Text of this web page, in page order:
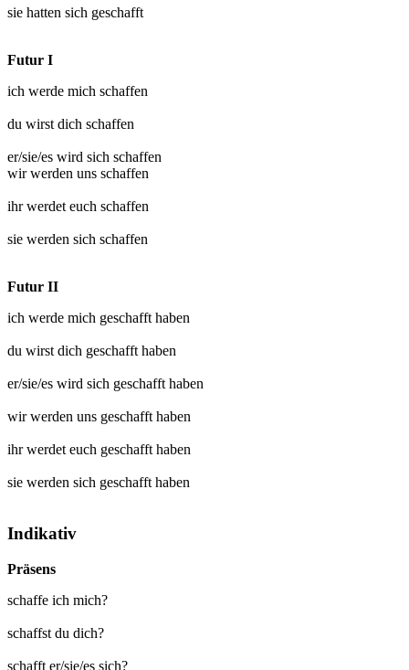
sie hatten sich geschafft
Futur I
ich werde mich schaffen
du wirst dich schaffen
er/sie/es wird sich schaffen
wir werden uns schaffen
ihr werdet euch schaffen
sie werden sich schaffen
Futur II
ich werde mich geschafft haben
du wirst dich geschafft haben
er/sie/es wird sich geschafft haben
wir werden uns geschafft haben
ihr werdet euch geschafft haben
sie werden sich geschafft haben
Indikativ
Präsens
schaffe ich mich?
schaffst du dich?
schafft er/sie/es sich?